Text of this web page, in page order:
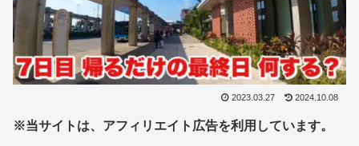
2023.03.27 2024.10.08
※当サイトは、アフィリエイト広告を利用しています。